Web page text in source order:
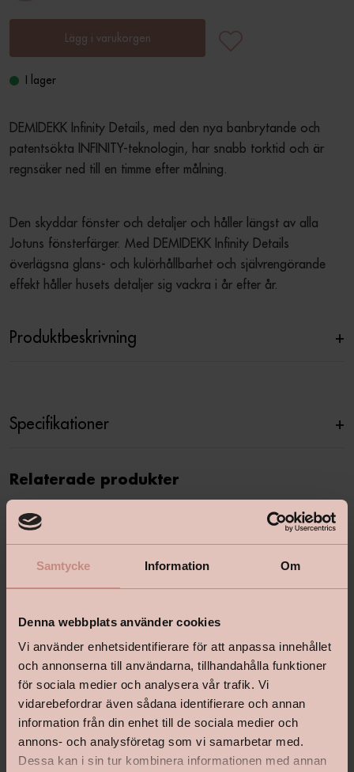
Samtycke Information Om
Denna webbplats använder cookies
Vi använder enhetsidentifierare för att anpassa innehållet
och annonserna till användarna, tillhandahålla funktioner
för sociala medier och analysera vår trafik. Vi
vidarebefordrar även sådana identifierare och annan
information från din enhet till de sociala medier och
annons- och analysföretag som vi samarbetar med.
Dessa kan i sin tur kombinera informationen med annan
Lägg i varukorgen
I lager
DEMIDEKK Infinity Details, med den nya banbrytande och
patentsökta INFINITY-teknologin, har snabb torktid och är
regnsäker ned till en timme efter målning.
Den skyddar fönster och detaljer och håller längst av alla
Jotuns fönsterfärger. Med DEMIDEKK Infinity Details
överlägsna glans- och kulörhållbarhet och självrengörande
effekt håller husets detaljer sig vackra i år efter år.
Produktbeskrivning +
Specifikationer +
Relaterade produkter
Oljegrundning Jotun Visir
Lackpensel Flat Elite